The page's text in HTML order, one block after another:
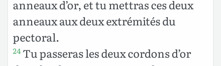
anneaux d’or, et tu mettras ces deux
anneaux aux deux extrémités du
pectoral.
24 Tu passeras les deux cordons d’or